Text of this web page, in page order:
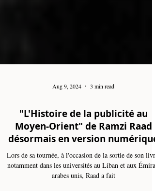
Aug 9, 2024 3 min read
"L'Histoire de la publicité au
Moyen-Orient" de Ramzi Raad
désormais en version numérique